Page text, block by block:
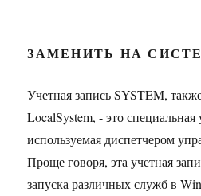
ЗАМЕНИТЬ НА
Учетная запись SYSTEM,
LocalSystem, - это специальная
используемая диспетчером
Проще говоря, эта учетная
запуска различных служб в